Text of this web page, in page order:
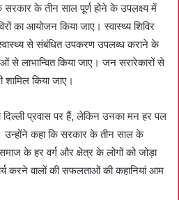
सरकार के तीन साल पूर्ण होने के उपलक्ष्य में
का आयोजन किया जाए। स्वास्थ्य शिविर
से संबंधित उपकरण उपलब्ध कराने के
से लाभान्वित किया जाए। जन सरारेकारों से
शामिल किया जाए।
दिल्ली प्रवास पर हैं, लेकिन उनका मन हर पल
उन्होंने कहा कि सरकार के तीन साल के
के हर वर्ग और क्षेत्र के लोगों को जोड़ा
करने वालों की सफलताओं की कहानियां आम